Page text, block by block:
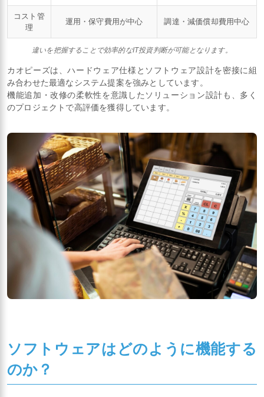
コスト管
理
運用・保守費用が中心 調達・減価償却費用中心
違いを把握することで効率的なIT投資判断が可能となります。
カオピーズは、ハードウェア仕様とソフトウェア設計を密接に組
み合わせた最適なシステム提案を強みとしています。
機能追加・改修の柔軟性を意識したソリューション設計も、多く
のプロジェクトで高評価を獲得しています。
ソフトウェアはどのように機能する
のか？